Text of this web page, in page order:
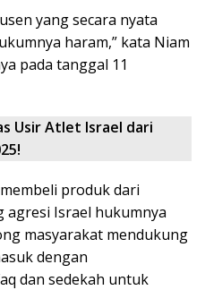
yang secara nyata
haram,” kata Niam
pada tanggal 11
Usir Atlet Israel dari
produk dari
agresi Israel hukumnya
masyarakat mendukung
dengan
dan sedekah untuk